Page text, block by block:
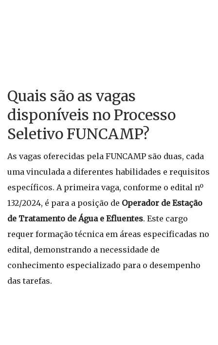
Quais são as vagas
disponíveis no Processo
Seletivo FUNCAMP?
As vagas oferecidas pela FUNCAMP são duas, cada
uma vinculada a diferentes habilidades e requisitos
específicos. A primeira vaga, conforme o edital nº
132/2024, é para a posição de Operador de Estação
de Tratamento de Água e Efluentes. Este cargo
requer formação técnica em áreas especificadas no
edital, demonstrando a necessidade de
conhecimento especializado para o desempenho
das tarefas.